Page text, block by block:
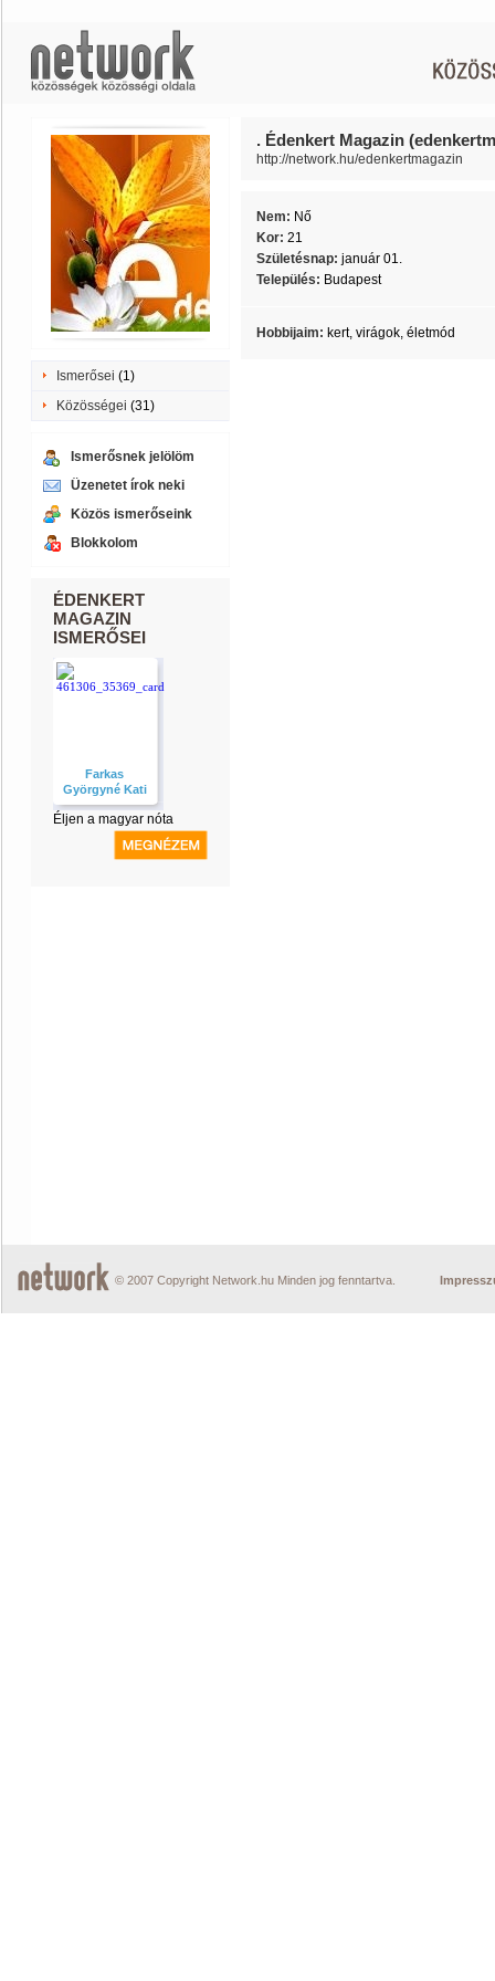
Ismerősei (1)
Közösségei (31)
Ismerősnek jelölöm
Üzenetet írok neki
Közös ismerőseink
Blokkolom
ÉDENKERT
MAGAZIN
ISMERŐSEI
Farkas
Györgyné Kati
Éljen a magyar nóta
. Édenkert Magazin
http://network.hu/edenkertmagazin
Nem: Nő
Kor: 21
Születésnap: január 01.
Település: Budapest
Hobbijaim: kert, virágok, életmód
© 2007 Copyright Network.hu Minden jog fenntartva.